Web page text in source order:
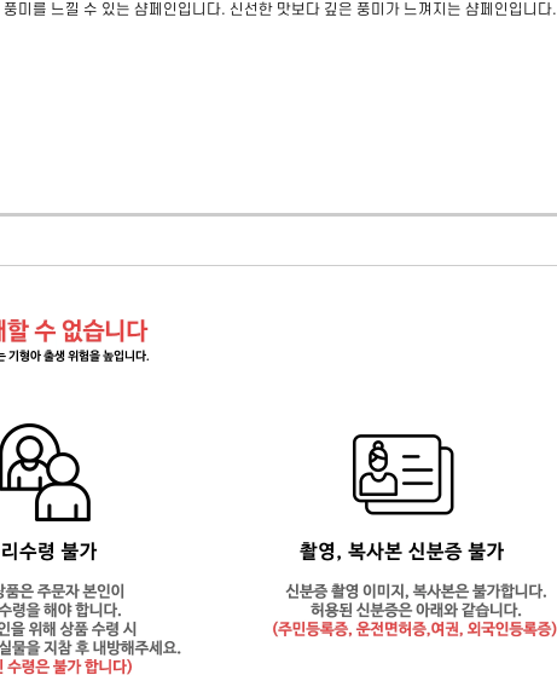
미를 느낄 수 있는 샴페인입니다. 신선한 맛보다 깊은 풍미가 느껴지는 샴페인입니다.